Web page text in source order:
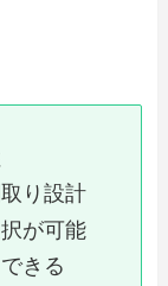
り設計
が可能
きる